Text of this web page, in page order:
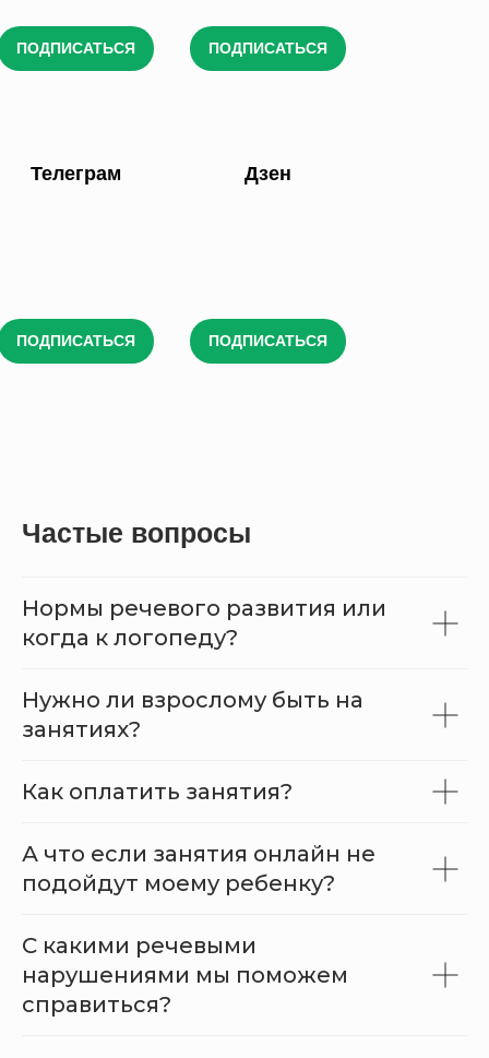
Телеграм Дзен
ПОДПИСАТЬСЯ ПОДПИСАТЬСЯ
ПОДПИСАТЬСЯ ПОДПИСАТЬСЯ
Частые вопросы
Нормы речевого развития или
когда к логопеду?
Нужно ли взрослому быть на
занятиях?
Как оплатить занятия?
А что если занятия онлайн не
подойдут моему ребенку?
С какими речевыми
нарушениями мы поможем
справиться?